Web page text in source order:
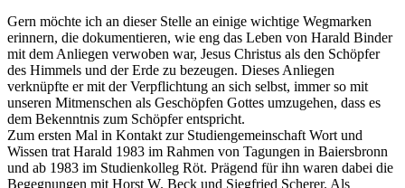
Gern möchte ich an dieser Stelle an einige wichtige Wegmarken
erinnern, die dokumentieren, wie eng das Leben von Harald Binder
mit dem Anliegen verwoben war, Jesus Christus als den Schöpfer
des Himmels und der Erde zu bezeugen. Dieses Anliegen
verknüpfte er mit der Verpflichtung an sich selbst, immer so mit
unseren Mitmenschen als Geschöpfen Gottes umzugehen, dass es
dem Bekenntnis zum Schöpfer entspricht.
Zum ersten Mal in Kontakt zur Studiengemeinschaft Wort und
Wissen trat Harald 1983 im Rahmen von Tagungen in Baiersbronn
und ab 1983 im Studienkolleg Röt. Prägend für ihn waren dabei die
Begegnungen mit Horst W. Beck und Siegfried Scherer. Als